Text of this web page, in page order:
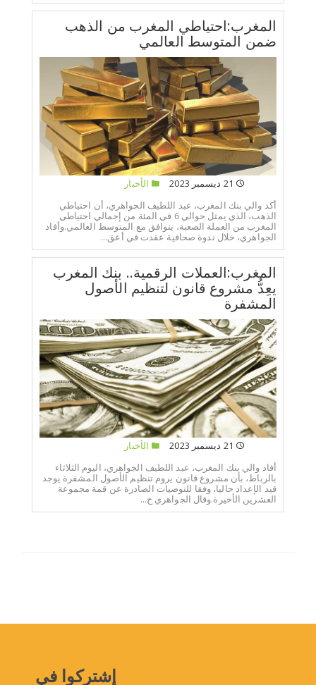
المغرب:احتياطي المغرب من الذهب
ضمن المتوسط العالمي
الأخبار
أكد والي بنك المغرب، عبد اللطيف الجواهري، أن احتياطي
الذهب، الذي يمثل حوالي 6 في المئة من إجمالي احتياطي
المغرب من العملة الصعبة، يتوافق مع المتوسط العالمي.وأفاد
الجواهري، خلال ندوة صحافية عقدت في أعق...
المغرب:العملات الرقمية.. بنك المغرب
يعِدُّ مشروع قانون لتنظيم الأصول
المشفرة
الأخبار
أفاد والي بنك المغرب، عبد اللطيف الجواهري، اليوم الثلاثاء
بالرباط، بأن مشروع قانون يروم تنظيم الأصول المشفرة يوجد
قيد الإعداد حاليا، وفقا للتوصيات الصادرة عن قمة مجموعة
العشرين الأخيرة.وقال الجواهري خ...
إشتركوا في